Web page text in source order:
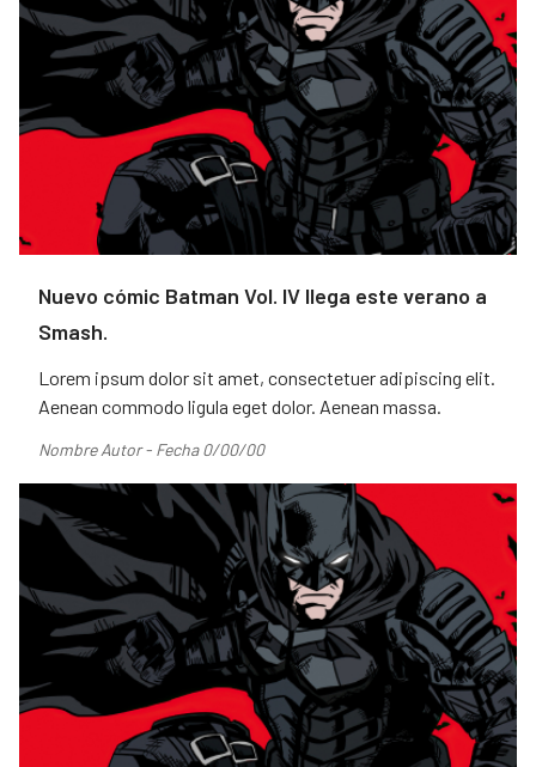
Nuevo cómic Batman Vol. IV llega este verano a
Smash.
Lorem ipsum dolor sit amet, consectetuer adipiscing elit.
Aenean commodo ligula eget dolor. Aenean massa.
Nombre Autor - Fecha 0/00/00